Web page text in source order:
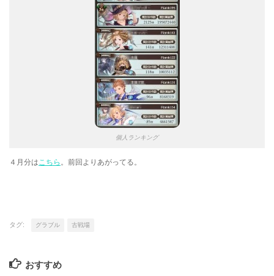
個人ランキング
４月分は こちら 。前回よりあがってる。
タグ: グラブル 古戦場
おすすめ